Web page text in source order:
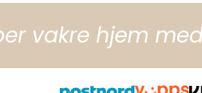
vakre hjem